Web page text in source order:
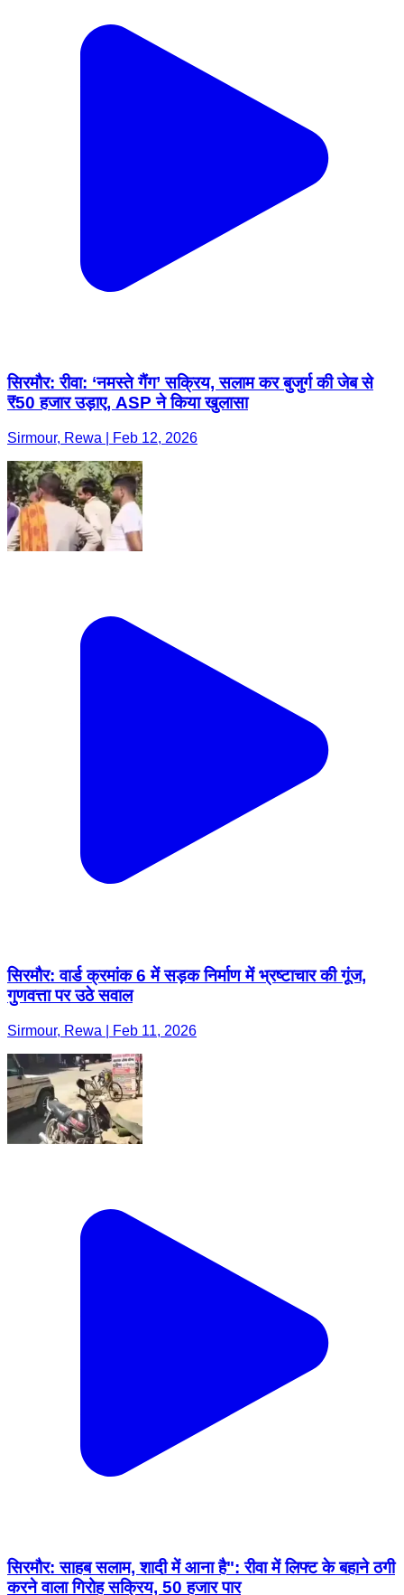
सिरमौर: रीवा: ‘नमस्ते गैंग’ सक्रिय, सलाम कर बुजुर्ग की जेब से
₹50 हजार उड़ाए, ASP ने किया खुलासा
Sirmour, Rewa | Feb 12, 2026
सिरमौर: वार्ड क्रमांक 6 में सड़क निर्माण में भ्रष्टाचार की गूंज,
गुणवत्ता पर उठे सवाल
Sirmour, Rewa | Feb 11, 2026
सिरमौर: साहब सलाम, शादी में आना है": रीवा में लिफ्ट के बहाने ठगी
करने वाला गिरोह सक्रिय, 50 हजार पार